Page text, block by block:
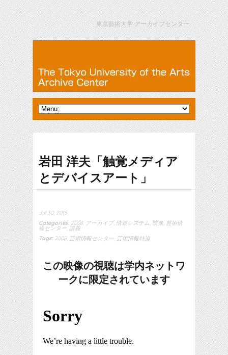
東京藝術大学 アーカイブセンター
岩田 洋夫「触覚メディア
とデバイスアート」
Jul 30, 2015
Categories: 2008 アーカイブ, 情報システム 映像 芸術情
報センター 講義
Tags: 2008 芸術情報センター 芸術情報特論
この映像の視聴は学内ネットワ
ークに限定されています